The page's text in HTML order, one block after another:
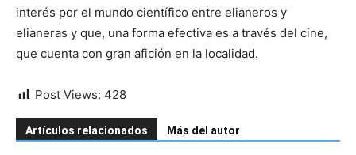
interés por el mundo científico entre elianeros y
elianeras y que, una forma efectiva es a través del cine,
que cuenta con gran afición en la localidad.
Post Views: 428
Artículos relacionados Más del autor